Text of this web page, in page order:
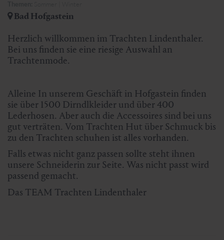
Bad Hofgastein
Herzlich willkommen im Trachten Lindenthaler.
Bei uns finden sie eine riesige Auswahl an
Alleine In unserem Geschäft in Hofgastein finden
sie über 1500 Dirndlkleider und über 400
Lederhosen. Aber auch die Accessoires sind bei uns
gut verträten. Vom Trachten Hut über Schmuck bis
zu den Trachten schuhen ist alles vorhanden.
Falls etwas nicht ganz passen sollte steht ihnen
unsere Schneiderin zur Seite. Was nicht passt wird
passend gemacht.
Das TEAM Trachten Lindenthaler